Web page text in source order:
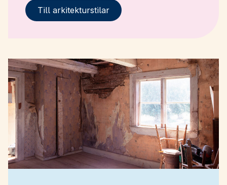
Till arkitekturstilar